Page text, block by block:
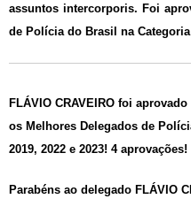
assuntos intercorporis. Foi
de Polícia do Brasil na
FLÁVIO CRAVEIRO foi aprovado
os Melhores Delegados de
2019, 2022 e 2023! 4 aprovações!
Parabéns ao delegado FLÁVIO